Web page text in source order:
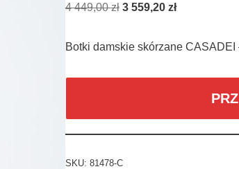
4 449,00zł 3 559,20 zł
Botki damskie skórzane CASADEI
SKU: 81478-C